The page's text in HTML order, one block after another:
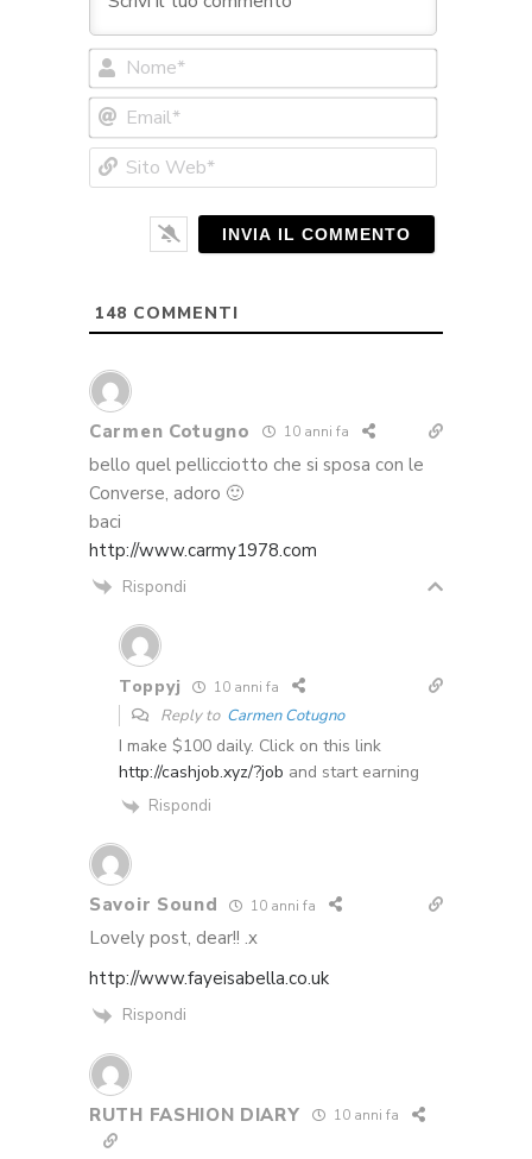
Nome*
Web*
148 COMMENTI
Carmen Cotugno 10 anni fa
bello quel pellicciotto che si sposa con le
Converse, adoro 🙂
baci
http://www.carmy1978.com
Rispondi
Toppyj 10 anni fa
Reply to Carmen Cotugno
I make $100 daily. Click on this link
http://cashjob.xyz/?job and start earning
Rispondi
Savoir Sound 10 anni fa
Lovely post, dear!! .x
http://www.fayeisabella.co.uk
Rispondi
RUTH FASHION DIARY 10 anni fa